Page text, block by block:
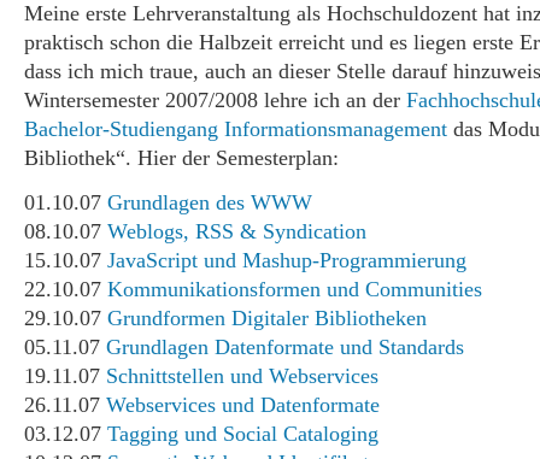
Meine erste Lehrveranstaltung als Hochschuldozent hat
praktisch schon die Halbzeit erreicht und es liegen erste
dass ich mich traue, auch an dieser Stelle darauf
Wintersemester 2007/2008 lehre ich an der
Bachelor-Studiengang Informationsmanagement das
Bibliothek“. Hier der Semesterplan:
01.10.07 Grundlagen des WWW
08.10.07 Weblogs, RSS & Syndication
15.10.07 JavaScript und Mashup-Programmierung
22.10.07 Kommunikationsformen und Communities
29.10.07 Grundformen Digitaler Bibliotheken
05.11.07 Grundlagen Datenformate und Standards
19.11.07 Schnittstellen und Webservices
26.11.07 Webservices und Datenformate
03.12.07 Tagging und Social Cataloging